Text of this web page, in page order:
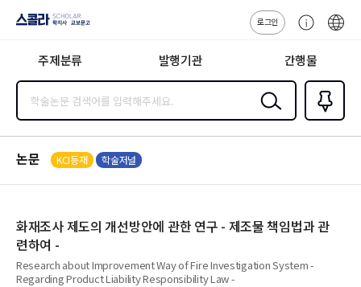
지사·교보문고
로그인
센
주제분류 발행기관 간행물
검색
즐겨찾
기0
논문 KCI등재 학술저널
화재조사 제도의 개선방안에 관한 연구 - 제조물 책임법과 관
련하여 -
Research about Improvement Way of Fire Investigation System -
Regarding Product Liability Responsibility Law -